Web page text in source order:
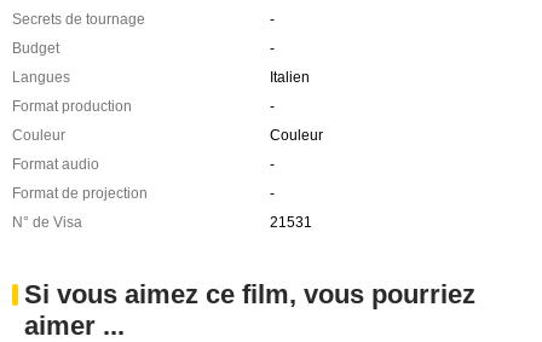
Secrets de tournage
-
Budget
-
Langues
Italien
Format production
-
Couleur
Couleur
Format audio
-
Format de projection
-
N° de Visa
21531
Si vous aimez ce film, vous pourriez
aimer ...